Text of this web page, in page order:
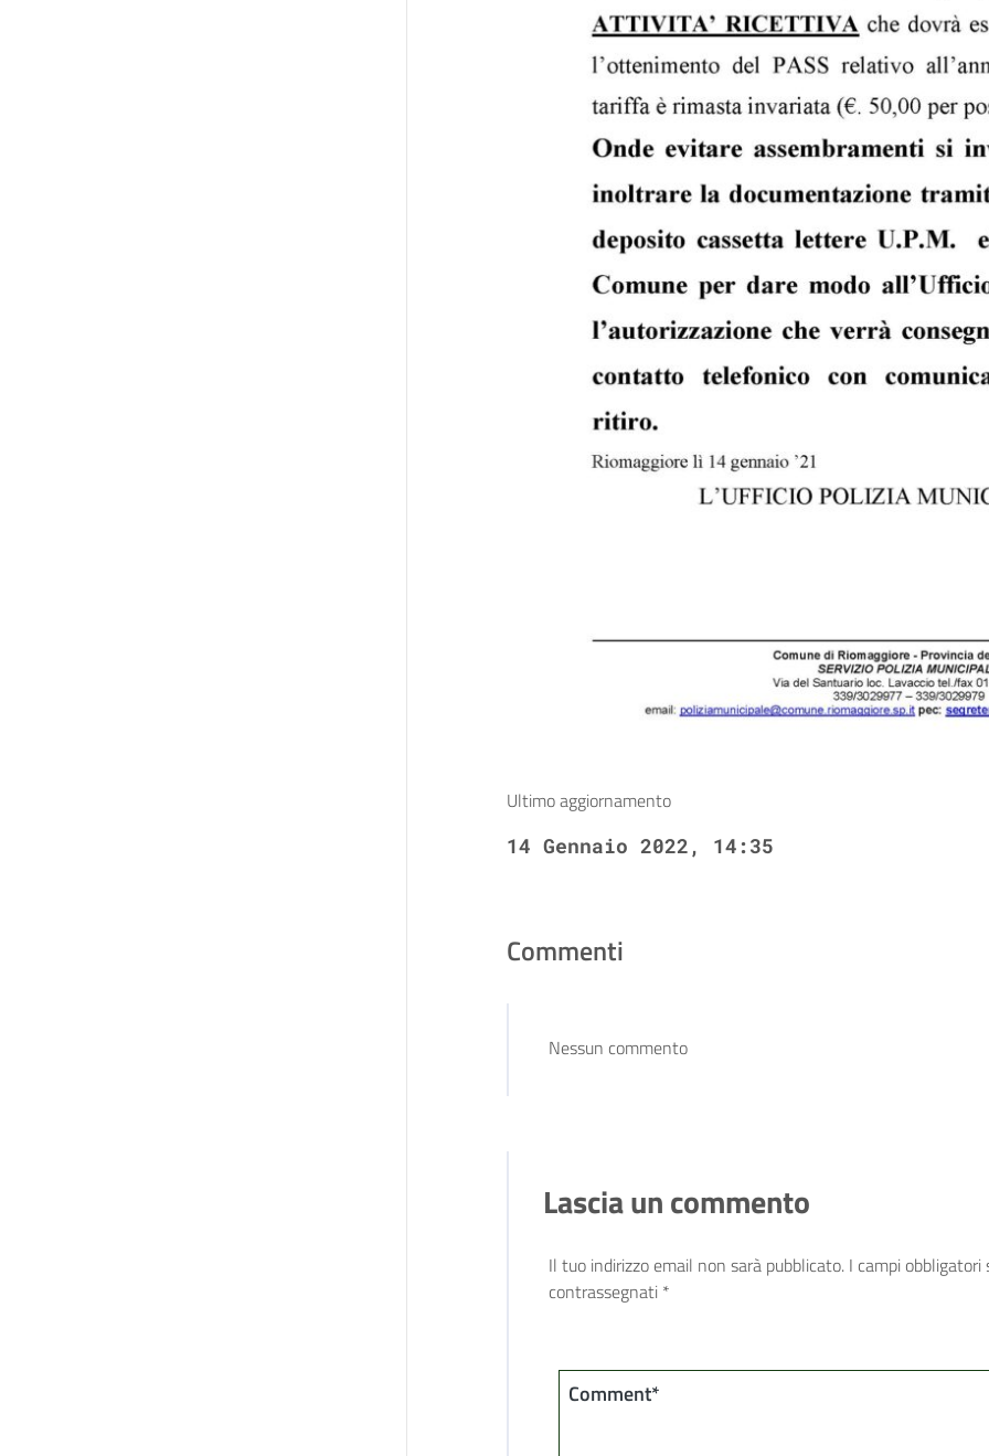
Ultimo aggiornamento
14 Gennaio 2022, 14:35
Commenti
Nessun commento
Lascia un commento
Il tuo indirizzo email non sarà pubblicato. I campi obbligatori
contrassegnati *
Comment*